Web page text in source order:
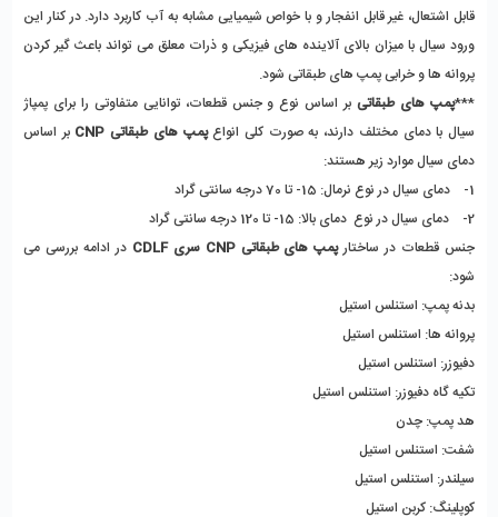
پروانه ها و خرابی پمپ های طبقاتی شود.
***پمپ های طبقاتی
سیال با دمای مختلف دارند، به صورت کلی انواع پمپ های طبقاتی CNP
دمای سیال موارد زیر هستند:
1-    دمای سیال در نوع نرمال: 15- تا 70 درجه سانتی گراد
2-    دمای سیال در نوع  دمای بالا: 15- تا 120 درجه سانتی گراد
جنس قطعات در ساختار پمپ های طبقاتی CNP سری CDLF
شود:
بدنه پمپ: استنلس استیل
پروانه ها: استنلس استیل
دفیوزر: استنلس استیل
تکیه گاه دفیوزر: استنلس استیل
هد پمپ: چدن
شفت: استنلس استیل
سیلندر: استنلس استیل
کوپلینگ: کربن استیل